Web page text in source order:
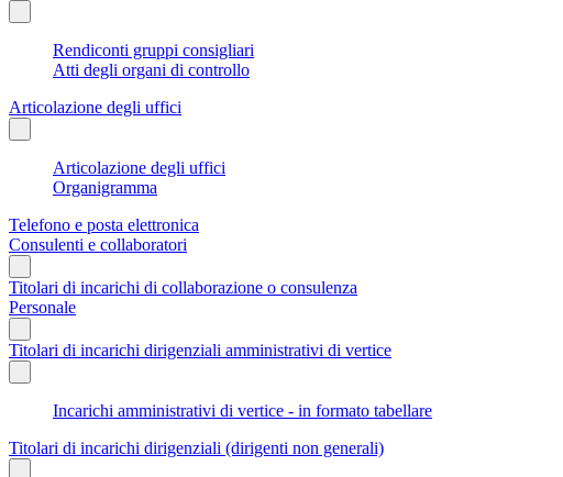
Rendiconti gruppi consigliari
Atti degli organi di controllo
Articolazione degli uffici
Articolazione degli uffici
Organigramma
Telefono e posta elettronica
Consulenti e collaboratori
Titolari di incarichi di collaborazione o consulenza
Personale
Titolari di incarichi dirigenziali amministrativi di vertice
Incarichi amministrativi di vertice - in formato tabellare
Titolari di incarichi dirigenziali (dirigenti non generali)